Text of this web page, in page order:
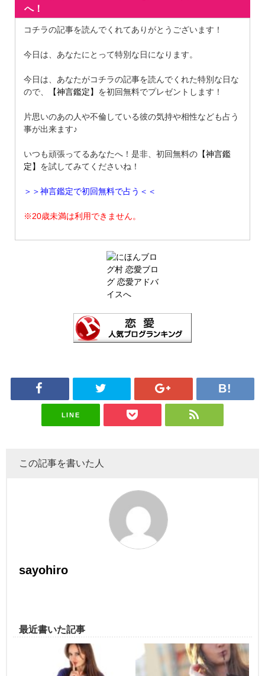
へ！
コチラの記事を読んでくれてありがとうございます！
今日は、あなたにとって特別な日になります。
今日は、あなたがコチラの記事を読んでくれた特別な日な
ので、
【神言鑑定】 を初回無料でプレゼントします！
片思いのあの人や不倫している彼の気持や相性なども占う
事が出来ます♪
いつも頑張ってるあなたへ！是非、初回無料の 【神言鑑
定】 を試してみてくださいね！
＞＞神言鑑定で初回無料で占う＜＜
※20歳未満は利用できません。
LINE
この記事を書いた人
sayohiro
最近書いた記事